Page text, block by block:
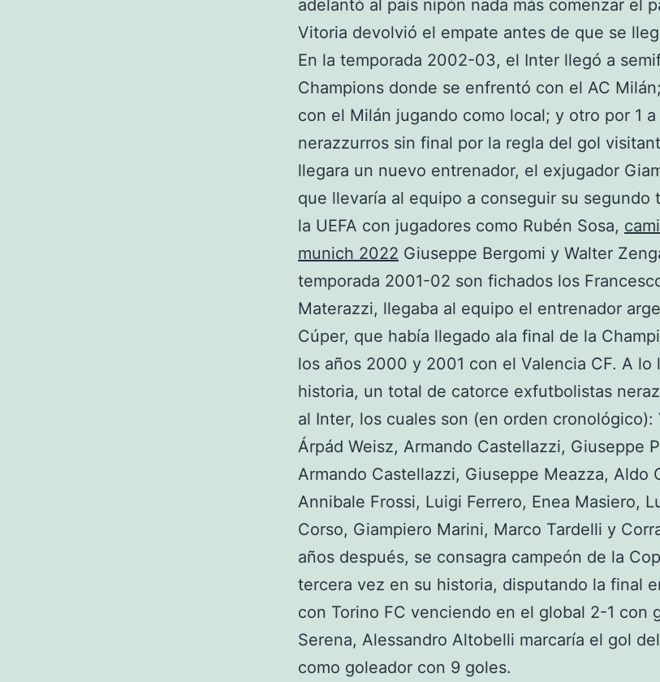
adelantó al país nipón nada más comenzar el
Vitoria devolvió el empate antes de que se
En la temporada 2002-03, el Inter llegó a
Champions donde se enfrentó con el AC
con el Milán jugando como local; y otro por 1 a
nerazzurros sin final por la regla del gol
llegara un nuevo entrenador, el exjugador
que llevaría al equipo a conseguir su segundo
la UEFA con jugadores como Rubén Sosa,
munich 2022 Giuseppe Bergomi y Walter
temporada 2001-02 son fichados los
Materazzi, llegaba al equipo el entrenador
Cúper, que había llegado ala final de la
los años 2000 y 2001 con el Valencia CF. A lo
historia, un total de catorce exfutbolistas
al Inter, los cuales son (en orden cronológico):
Árpád Weisz, Armando Castellazzi, Giuseppe
Armando Castellazzi, Giuseppe Meazza, Aldo
Annibale Frossi, Luigi Ferrero, Enea Masiero,
Corso, Giampiero Marini, Marco Tardelli y
años después, se consagra campeón de la
tercera vez en su historia, disputando la final
con Torino FC venciendo en el global 2-1 con
Serena, Alessandro Altobelli marcaría el gol
como goleador con 9 goles.